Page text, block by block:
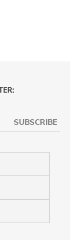
SUBSCRIBE